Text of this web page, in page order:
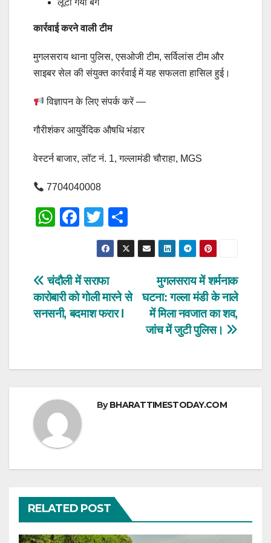
लूटा गया बैग
कार्रवाई करने वाली टीम
मुगलसराय थाना पुलिस, एसओजी टीम, सर्विलांस टीम और
साइबर सेल की संयुक्त कार्रवाई में यह सफलता हासिल हुई।
विज्ञापन के लिए संपर्क करें —
गौरीशंकर आयुर्वेदिक औषधि भंडार
वेस्टर्न बाजार, लॉट नं. 1, गल्लामंडी चौराहा, MGS
7704040008
W
s
A
p
F
e
b
o
T
wi
tt
er
h
ar
Post
navigation
मुगलसराय में शर्मनाक
घटना: गल्ला मंडी के नाले
में मिला नवजात का शव,
जांच में जुटी पुलिस।
चंदौली में सराफा
कारोबारी को गोली मारने से
सनसनी, बदमाश फरार l
ByBHARATTIMESTODAY.COM
RELATED POST